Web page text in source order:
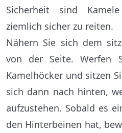
Sicherheit sind
ziemlich sicher zu reiten.
Nähern Sie sich dem
von der Seite. Werfen
Kamelhöcker und sitzen
sich dann nach hinten,
aufzustehen. Sobald es
den Hinterbeinen hat,